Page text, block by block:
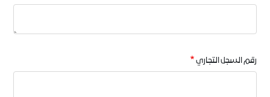
رقم السجل التجاري